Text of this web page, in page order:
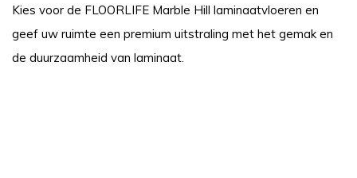
Kies voor de FLOORLIFE Marble Hill laminaatvloeren en
geef uw ruimte een premium uitstraling met het gemak en
de duurzaamheid van laminaat.